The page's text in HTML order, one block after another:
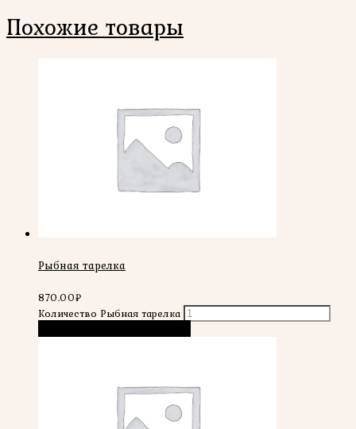
Похожие товары
Рыбная тарелка
870.00₽
Количество Рыбная тарелка